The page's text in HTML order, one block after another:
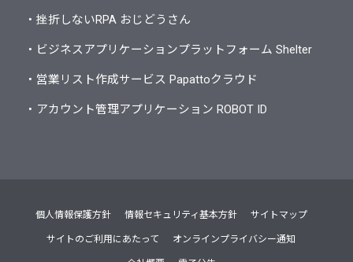
・挫折しないRPA おじどうさん
・ビジネスアプリケーションプラットフォーム Shelter
・営業リスト作成サービス Papattoクラウド
・アカウント管理アプリケーション ROBOT ID
個人情報保護方針 情報セキュリティ基本方針 サイトマップ
サイトのご利用にあたって オンラインプライバシー通知